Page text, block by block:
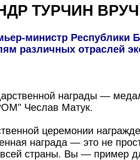
ТУРЧИН
министр Республики
различных отраслей
награды —
Чеслав Матук.
церемонии
награда — это не
страны. Вы — пример